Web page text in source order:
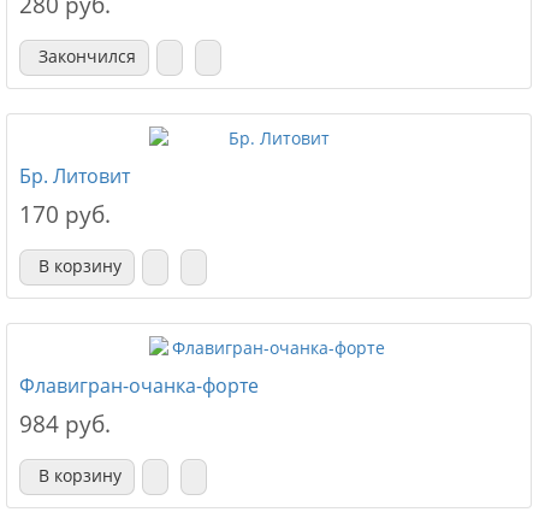
Закончился
Бр. Литовит
170 руб.
В корзину
Флавигран-очанка-форте
984 руб.
В корзину